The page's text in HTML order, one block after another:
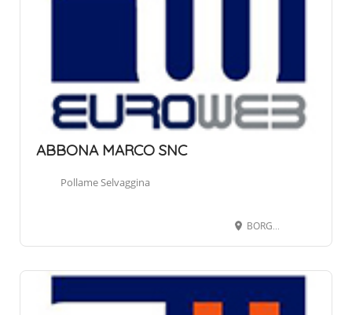
ABBONA MARCO SNC
Pollame Selvaggina
BORGO GOMBE 79, 12063 DOGLIANI CN